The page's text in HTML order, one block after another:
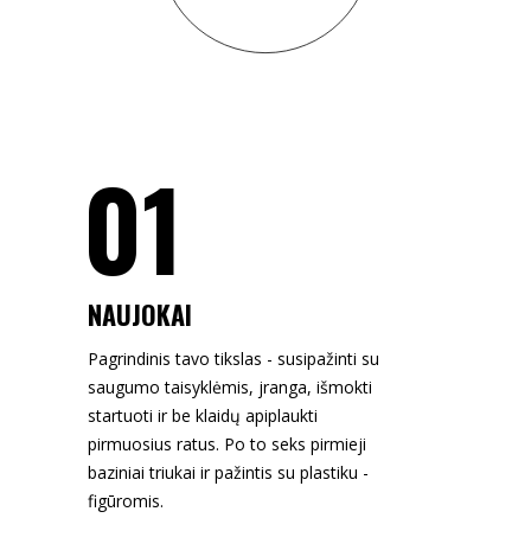
01
NAUJOKAI
Pagrindinis tavo tikslas - susipažinti su
saugumo taisyklėmis, jranga, išmokti
startuoti ir be klaidų apiplaukti
pirmuosius ratus. Po to seks pirmieji
baziniai triukai ir pažintis su plastiku -
figūromis.